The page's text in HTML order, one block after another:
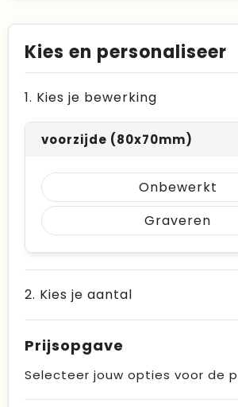
Kies en personaliseer
1. Kies je bewerking
voorzijde (80x70mm)
Onbewerkt
Graveren
2. Kies je aantal
Prijsopgave
Selecteer jouw opties voor de